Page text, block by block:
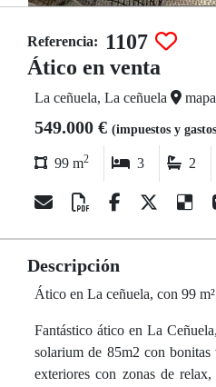
Referencia:
1107
Ático en venta
La ceñuela, La ceñuela mapa
549.000 € (impuestos y
99 m2 3 2
Descripción
Ático en La ceñuela, con 99
Fantástico ático en La
solarium de 85m2 con
exteriores con zonas de